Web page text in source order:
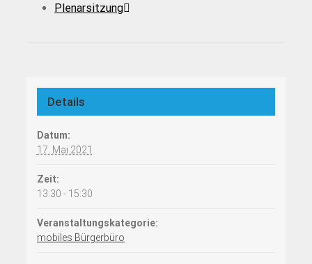
Plenarsitzung
Details
Datum:
17. Mai 2021
Zeit:
13:30 - 15:30
Veranstaltungskategorie:
mobiles Bürgerbüro